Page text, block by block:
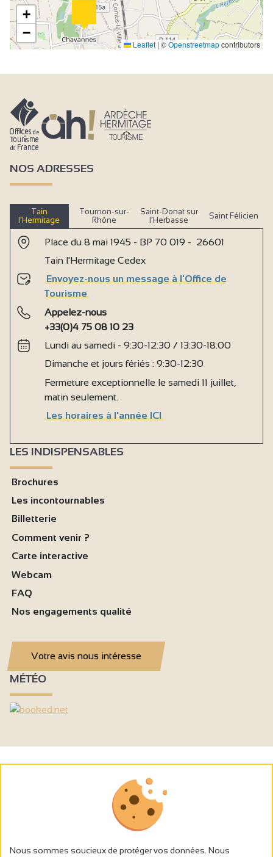
+
−
Leaflet |©Openstreetmapcontributors
NOS ADRESSES
Tain
l’Hermitage
Tournon-sur-
Rhône
Saint-Donat sur
l’Herbasse
Saint Félicien
Place du 8 mai 1945 - BP 70 019 - 26601
Tain l'Hermitage Cedex
Envoyez-nous un message à l'Office de
Tourisme
Appelez-nous
+33(0)4 75 08 10 23
Lundi au samedi - 9:30-12:30 / 13:30-18:00
Dimanche et jours fériés : 9:30-12:30
Fermeture exceptionnelle le samedi 11 juillet,
matin seulement.
Les horaires à l'année ICI
LES INDISPENSABLES
Brochures
Les incontournables
Billetterie
Comment venir ?
Carte interactive
Webcam
FAQ
Nos engagements qualité
Votre avis nous intéresse
MÉTÉO
Nous sommes soucieux de protéger vos données. Nous